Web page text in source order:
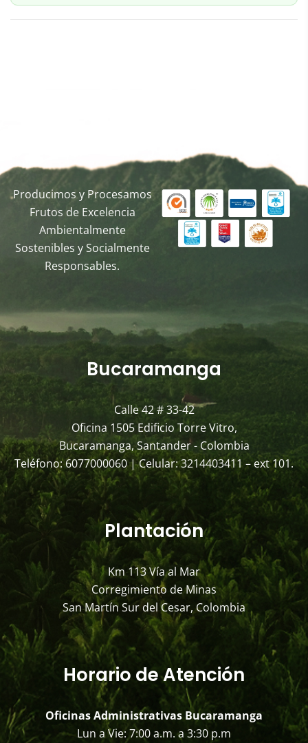
Producimos y Procesamos
Frutos de Excelencia
Ambientalmente
Sostenibles y Socialmente
Responsables.
Bucaramanga
Calle 42 # 33-42
Oficina 1505 Edificio Torre Vitro,
Bucaramanga, Santander - Colombia
Teléfono: 6077000060 | Celular: 3214403411 – ext 101.
Plantación
Km 113 Vía al Mar
Corregimiento de Minas
San Martín Sur del Cesar, Colombia
Horario de Atención
Oficinas Administrativas Bucaramanga
Lun a Vie: 7:00 a.m. a 3:30 p.m